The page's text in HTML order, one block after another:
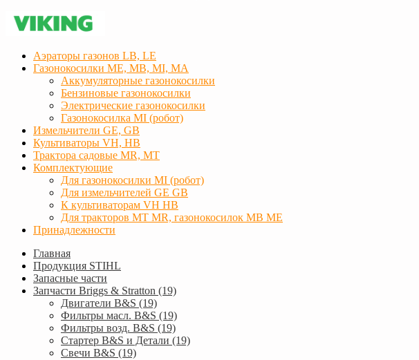
Аэраторы газонов LB, LE
Газонокосилки ME, MB, MI, MA
Аккумуляторные газонокосилки
Бензиновые газонокосилки
Электрические газонокосилки
Газонокосилка MI (робот)
Измельчители GE, GB
Культиваторы VH, HB
Трактора садовые MR, MT
Комплектующие
Для газонокосилки MI (робот)
Для измельчителей GE GB
К культиваторам VH HB
Для тракторов МТ MR, газонокосилок MB ME
Принадлежности
Главная
Продукция STIHL
Запасные части
Запчасти Briggs & Stratton (19)
Двигатели B&S (19)
Фильтры масл. B&S (19)
Фильтры возд. B&S (19)
Стартер B&S и Детали (19)
Свечи B&S (19)